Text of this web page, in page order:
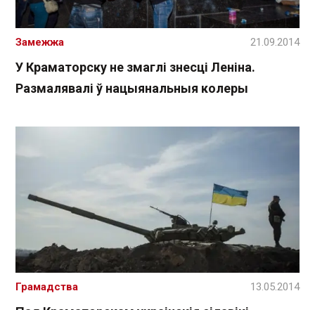
У Краматорску не змаглі знесці Леніна.
Размалявалі ў нацыянальныя колеры
Замежжа 21.09.2014
Грамадства 13.05.2014